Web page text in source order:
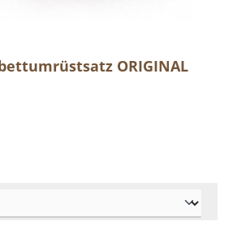
ORIGINAL